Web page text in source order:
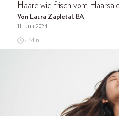
Haare wie frisch vom
Von Laura Zapletal, BA
11. Juli 2024
3 Min.